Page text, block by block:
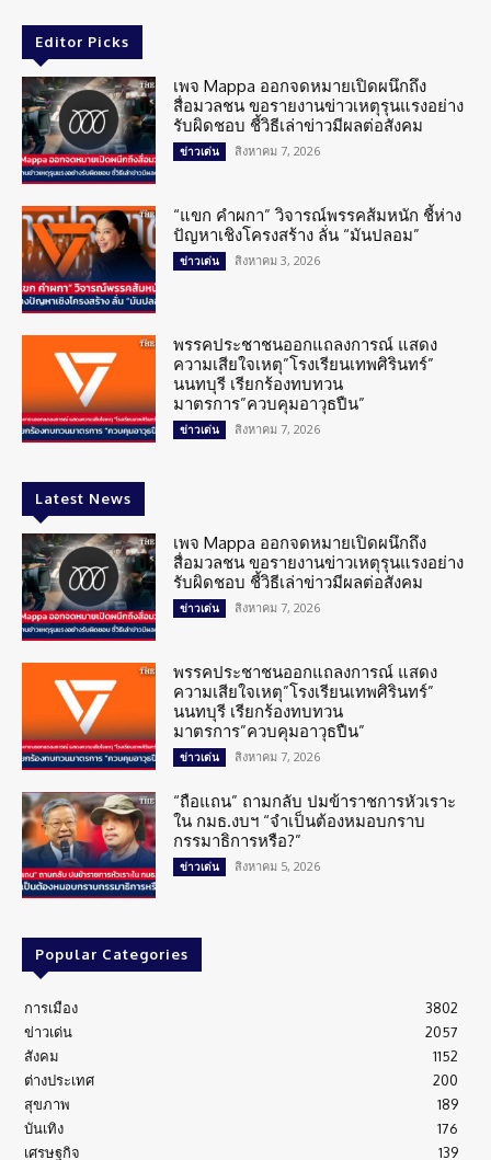
Editor Picks
เพจ Mappa ออกจดหมายเปิดผนึกถึง
สื่อมวลชน ขอรายงานข่าวเหตุรุนแรงอย่าง
รับผิดชอบ ชี้วิธีเล่าข่าวมีผลต่อสังคม
ข่าวเด่น สิงหาคม 7, 2026
“แขก คำผกา” วิจารณ์พรรคส้มหนัก ชี้ห่าง
ปัญหาเชิงโครงสร้าง ลั่น “มันปลอม”
ข่าวเด่น สิงหาคม 3, 2026
พรรคประชาชนออกแถลงการณ์ แสดง
ความเสียใจเหตุ”โรงเรียนเทพศิรินทร์”
นนทบุรี เรียกร้องทบทวน
มาตรการ”ควบคุมอาวุธปืน”
ข่าวเด่น สิงหาคม 7, 2026
Latest News
เพจ Mappa ออกจดหมายเปิดผนึกถึง
สื่อมวลชน ขอรายงานข่าวเหตุรุนแรงอย่าง
รับผิดชอบ ชี้วิธีเล่าข่าวมีผลต่อสังคม
ข่าวเด่น สิงหาคม 7, 2026
พรรคประชาชนออกแถลงการณ์ แสดง
ความเสียใจเหตุ”โรงเรียนเทพศิรินทร์”
นนทบุรี เรียกร้องทบทวน
มาตรการ”ควบคุมอาวุธปืน”
ข่าวเด่น สิงหาคม 7, 2026
“ถือแถน” ถามกลับ ปมข้าราชการหัวเราะ
ใน กมธ.งบฯ “จำเป็นต้องหมอบกราบ
กรรมาธิการหรือ?”
ข่าวเด่น สิงหาคม 5, 2026
Popular Categories
การเมือง
3802
ข่าวเด่น
2057
สังคม
1152
ต่างประเทศ
200
สุขภาพ
189
บันเทิง
176
เศรษฐกิจ
139